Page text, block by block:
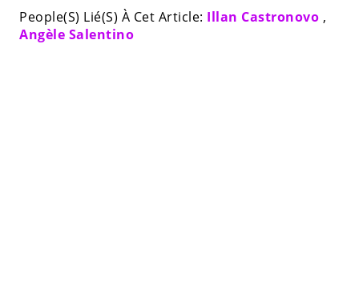
People(S) Lié(S) À Cet Article: Illan Castronovo ,
Angèle Salentino